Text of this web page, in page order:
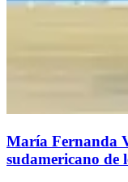
María Fernanda
sudamericano de